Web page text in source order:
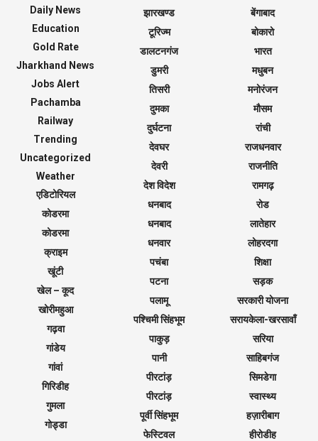
Daily News
Education
Gold Rate
Jharkhand News
Jobs Alert
Pachamba
Railway
Trending
Uncategorized
Weather
एडिटोरियल
कोडरमा
कोडरमा
क्राइम
खूंटी
खेल – कूद
खोरीमहुआ
गढ़वा
गांडेय
गांवां
गिरिडीह
गुमला
गोड्डा
झारखण्ड
टूरिज्म
डालटनगंज
डुमरी
तिसरी
दुमका
दुर्घटना
देवघर
देवरी
देश विदेश
धनबाद
धनबाद
धनवार
पचंबा
पटना
पलामू
पश्चिमी सिंहभूम
पाकुड़
पानी
पीरटांड़
पीरटांड़
पूर्वी सिंहभूम
फेस्टिवल
बेंगाबाद
बोकारो
भारत
मधुबन
मनोरंजन
मौसम
रांची
राजधनवार
राजनीति
रामगढ़
रोड
लातेहार
लोहरदगा
शिक्षा
सड़क
सरकारी योजना
सरायकेला-खरसावाँ
सरिया
साहिबगंज
सिमडेगा
स्वास्थ्य
हज़ारीबाग
हीरोडीह